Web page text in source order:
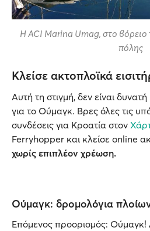
Η ACI Marina Umag, στο βόρειο
πόλης
Κλείσε ακτοπλοϊκά
Αυτή τη στιγμή, δεν είναι
για το Ούμαγκ. Βρες όλες τις
συνδέσεις για Κροατία στον
Ferryhopper και κλείσε online
χωρίς επιπλέον χρέωση.
Ούμαγκ: δρομολόγια
Επόμενος προορισμός: Ούμαγκ!